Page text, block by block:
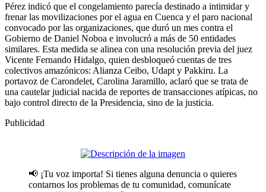
Pérez indicó que el congelamiento parecía destinado a intimidar y
frenar las movilizaciones por el agua en Cuenca y el paro nacional
convocado por las organizaciones, que duró un mes contra el
Gobierno de Daniel Noboa e involucró a más de 50 entidades
similares. Esta medida se alinea con una resolución previa del juez
Vicente Fernando Hidalgo, quien desbloqueó cuentas de tres
colectivos amazónicos: Alianza Ceibo, Udapt y Pakkiru. La
portavoz de Carondelet, Carolina Jaramillo, aclaró que se trata de
una cautelar judicial nacida de reportes de transacciones atípicas, no
bajo control directo de la Presidencia, sino de la justicia.
Publicidad
📢 ¡Tu voz importa! Si tienes alguna denuncia o quieres
contarnos los problemas de tu comunidad, comunícate